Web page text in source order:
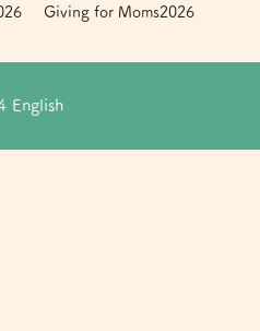
Giving for Moms2026
English